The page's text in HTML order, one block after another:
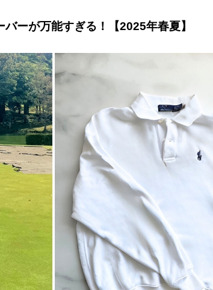
ーが万能すぎる！【2025年春夏】